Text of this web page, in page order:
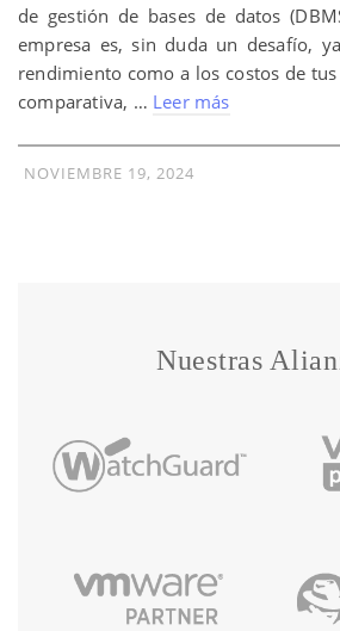
de gestión de bases de datos
empresa es, sin duda un desafío,
rendimiento como a los costos de
comparativa, … Leer más
NOVIEMBRE 19, 2024
Nuestras